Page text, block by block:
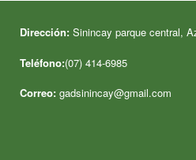
Dirección: Sinincay parque central,
Teléfono:(07) 414-6985
Correo: gadsinincay@gmail.com